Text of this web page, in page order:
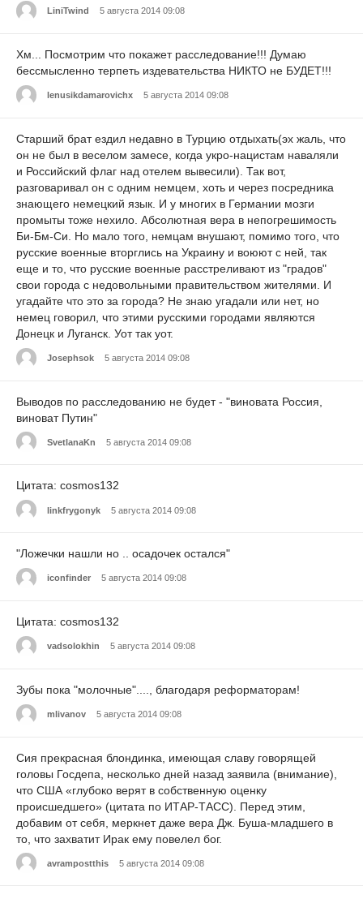
LiniTwind 5 августа 2014 09:08
Хм... Посмотрим что покажет расследование!!! Думаю
бессмысленно терпеть издевательства НИКТО не БУДЕТ!!!
lenusikdamarovichx 5 августа 2014 09:08
Старший брат ездил недавно в Турцию отдыхать(эх жаль, что
он не был в веселом замесе, когда укро-нацистам наваляли
и Российский флаг над отелем вывесили). Так вот,
разговаривал он с одним немцем, хоть и через посредника
знающего немецкий язык. И у многих в Германии мозги
промыты тоже нехило. Абсолютная вера в непогрешимость
Би-Бм-Си. Но мало того, немцам внушают, помимо того, что
русские военные вторглись на Украину и воюют с ней, так
еще и то, что русские военные расстреливают из "градов"
свои города с недовольными правительством жителями. И
угадайте что это за города? Не знаю угадали или нет, но
немец говорил, что этими русскими городами являются
Донецк и Луганск. Уот так уот.
Josephsok 5 августа 2014 09:08
Выводов по расследованию не будет - "виновата Россия,
виноват Путин"
SvetlanaKn 5 августа 2014 09:08
Цитата: cosmos132
linkfrygonyk 5 августа 2014 09:08
"Ложечки нашли но .. осадочек остался"
iconfinder 5 августа 2014 09:08
Цитата: cosmos132
vadsolokhin 5 августа 2014 09:08
Зубы пока "молочные"...., благодаря реформаторам!
mlivanov 5 августа 2014 09:08
Сия прекрасная блондинка, имеющая славу говорящей
головы Госдепа, несколько дней назад заявила (внимание),
что США «глубоко верят в собственную оценку
происшедшего» (цитата по ИТАР-ТАСС). Перед этим,
добавим от себя, меркнет даже вера Дж. Буша-младшего в
то, что захватит Ирак ему повелел бог.
avrampostthis 5 августа 2014 09:08